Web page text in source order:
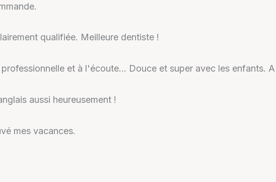
qualifiée. Meilleure dentiste !
et à l'écoute… Douce et super avec les enfants.
aussi heureusement !
mes vacances.